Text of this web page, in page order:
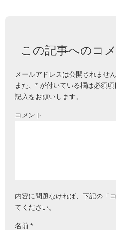
この記事へのコ
メールアドレスは公開されませ
また、* が付いている欄は必須
記入をお願いします。
コメント
内容に問題なければ、下記の「
てください。
名前*